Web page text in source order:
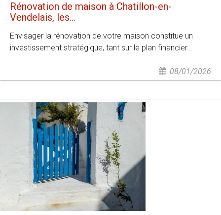
Rénovation de maison à Chatillon-en-
Vendelais, les...
Envisager la rénovation de votre maison constitue un
investissement stratégique, tant sur le plan financier...
08/01/2026